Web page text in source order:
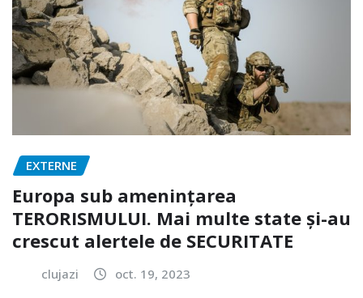
EXTERNE
Europa sub amenințarea
TERORISMULUI. Mai multe state și-au
crescut alertele de SECURITATE
clujazi oct. 19, 2023